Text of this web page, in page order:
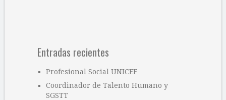
Entradas recientes
Profesional Social UNICEF
Coordinador de Talento Humano y
SGSTT